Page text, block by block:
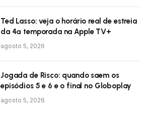
Ted Lasso: veja o horário real de estreia
da 4ª temporada na Apple TV+
agosto 5, 2026
Jogada de Risco: quando saem os
episódios 5 e 6 e o final no Globoplay
agosto 5, 2026